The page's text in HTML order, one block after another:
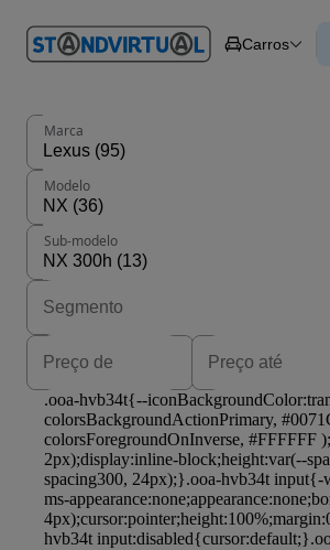
em
Carros Carros
Carros
Marca
Modelo
Sub-modelo